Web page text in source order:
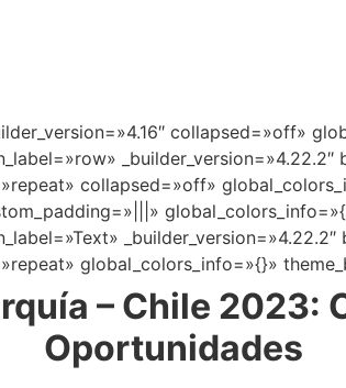
collapsed=»off»
_builder_version=»4.22.2″
collapsed=»off»
global_colors_info=»{}»
– Chile 2023:
Oportunidades